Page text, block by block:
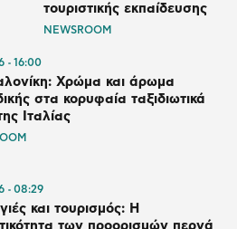
τουριστικής εκπαίδευσης
NEWSROOM
16:00
Χρώμα και άρωμα
στα κορυφαία ταξιδιωτικά
Ιταλίας
08:29
και τουρισμός: Η
των προορισμών περνά